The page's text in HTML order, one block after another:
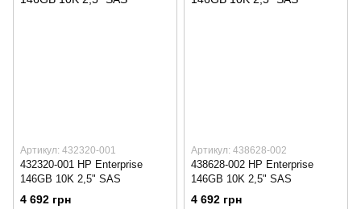
Артикул: 432320-001
432320-001 HP Enterprise
146GB 10K 2,5" SAS
4 692 грн
Артикул: 438628-002
438628-002 HP Enterprise
146GB 10K 2,5" SAS
4 692 грн